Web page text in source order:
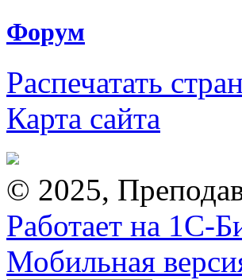
Форум
Распечатать
Карта сайта
© 2025,
Работает на 1С-
Мобильная